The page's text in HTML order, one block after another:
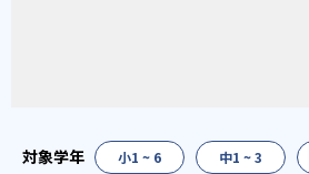
小1 ~ 6 中1 ~ 3